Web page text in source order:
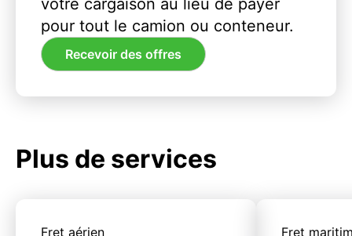
votre cargaison au lieu de payer
pour tout le camion ou conteneur.
Recevoir des offres
Plus de services
Fret aérien
Fret